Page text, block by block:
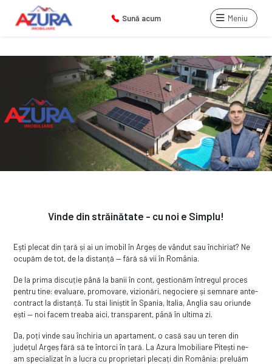
Sună acum Meniu
Vinde din străinătate - cu noi e Simplu!
Ești plecat din țară și ai un imobil în Argeș de vândut sau închiriat? Ne
ocupăm de tot, de la distanță — fără să vii în România.
De la prima discuție până la banii în cont, gestionăm întregul proces
pentru tine: evaluare, promovare, vizionări, negociere și semnare ante-
contract la distanță. Tu stai liniștit în Spania, Italia, Anglia sau oriunde
ești — noi facem treaba aici, transparent, până în ultima zi.
Da, poți vinde sau închiria un apartament, o casă sau un teren din
județul Argeș fără să te întorci în țară. La Azura Imobiliare Pitești ne-
am specializat în a lucra cu proprietari plecați din România: preluăm